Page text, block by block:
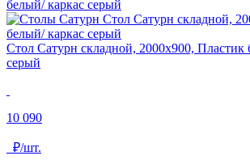
Стол Сатурн складной, 2000х900, Пластик
серый
10 090
₽/шт.